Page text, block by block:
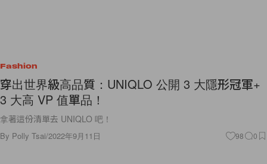
Fashion
穿出世界級高品質：UNIQLO 公開 3 大隱形冠軍+
3 大高 VP 值單品！
拿著這份清單去 UNIQLO 吧！
By Polly Tsai/2022年9月11日 98 0